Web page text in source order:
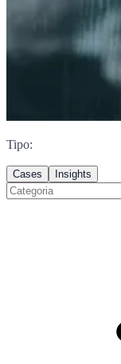
Tipo:
Cases Insights